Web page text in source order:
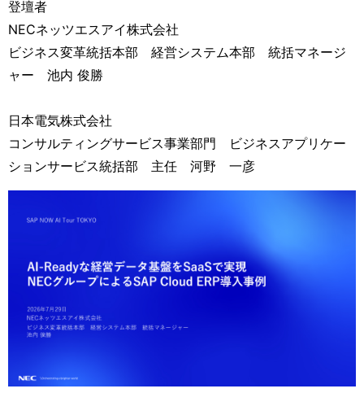
登壇者
NECネッツエスアイ株式会社
ビジネス変革統括本部 経営システム本部 統括マネージ
ャー 池内 俊勝
日本電気株式会社
コンサルティングサービス事業部門 ビジネスアプリケー
ションサービス統括部 主任 河野 一彦